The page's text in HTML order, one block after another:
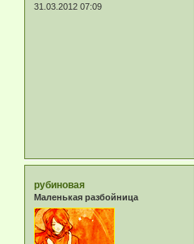
31.03.2012 07:09
рубиновая
Маленькая разбойница